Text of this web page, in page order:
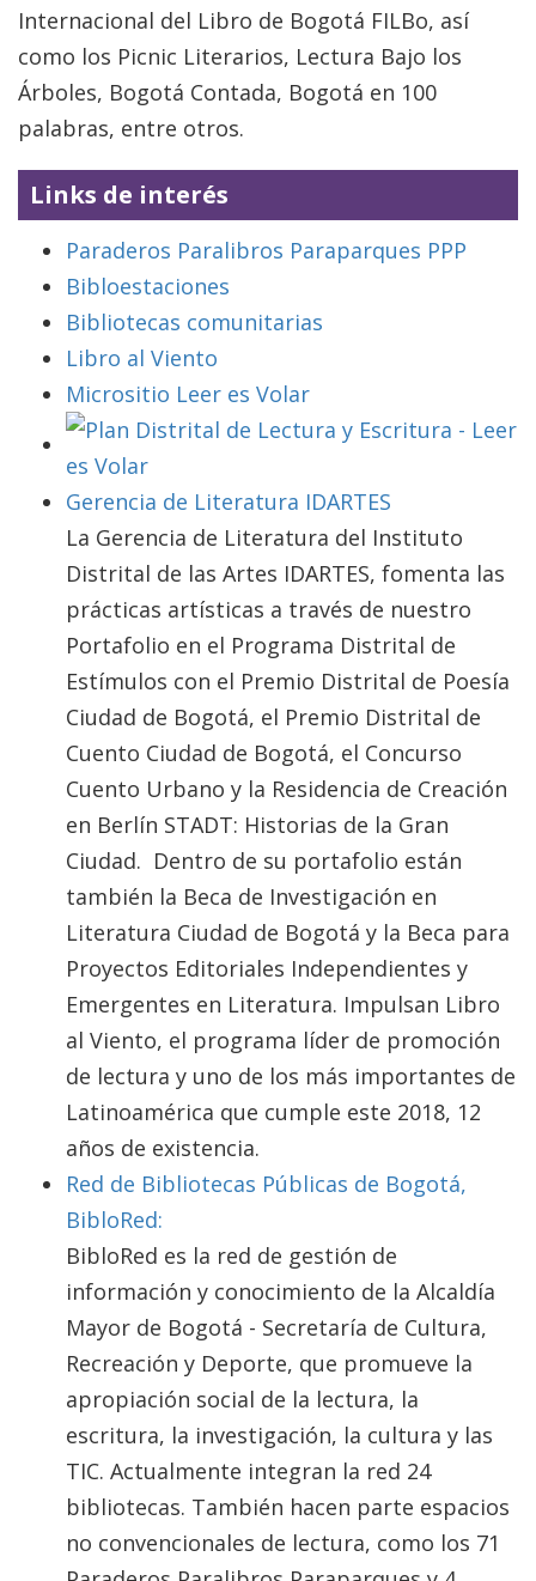
Internacional del Libro de Bogotá FILBo, así
como los Picnic Literarios, Lectura Bajo los
Árboles, Bogotá Contada, Bogotá en 100
palabras, entre otros.
Links de interés
Paraderos Paralibros Paraparques PPP
Bibloestaciones
Bibliotecas comunitarias
Libro al Viento
Micrositio Leer es Volar
Gerencia de Literatura IDARTES
La Gerencia de Literatura del Instituto
Distrital de las Artes IDARTES, fomenta las
prácticas artísticas a través de nuestro
Portafolio en el Programa Distrital de
Estímulos con el Premio Distrital de Poesía
Ciudad de Bogotá, el Premio Distrital de
Cuento Ciudad de Bogotá, el Concurso
Cuento Urbano y la Residencia de Creación
en Berlín STADT: Historias de la Gran
Ciudad. Dentro de su portafolio están
también la Beca de Investigación en
Literatura Ciudad de Bogotá y la Beca para
Proyectos Editoriales Independientes y
Emergentes en Literatura. Impulsan Libro
al Viento, el programa líder de promoción
de lectura y uno de los más importantes de
Latinoamérica que cumple este 2018, 12
años de existencia.
Red de Bibliotecas Públicas de Bogotá,
BibloRed:
BibloRed es la red de gestión de
información y conocimiento de la Alcaldía
Mayor de Bogotá - Secretaría de Cultura,
Recreación y Deporte, que promueve la
apropiación social de la lectura, la
escritura, la investigación, la cultura y las
TIC. Actualmente integran la red 24
bibliotecas. También hacen parte espacios
no convencionales de lectura, como los 71